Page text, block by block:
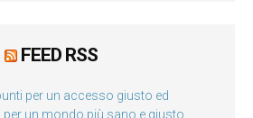
FEED RSS
per un accesso giusto ed
per un mondo più sano e giusto